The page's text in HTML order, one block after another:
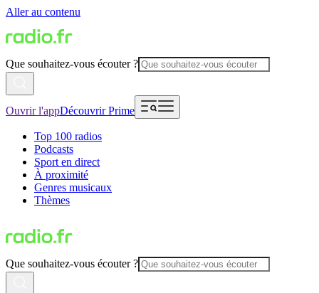
Aller au contenu
Que souhaitez-vous écouter ?
Ouvrir l'appDécouvrir Prime
Top 100 radios
Podcasts
Sport en direct
À proximité
Genres musicaux
Thèmes
Que souhaitez-vous écouter ?